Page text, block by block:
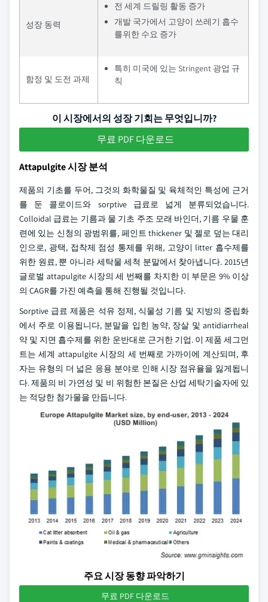
성장 동력
전 세계 드릴링 활동 증가
개발 국가에서 고양이 쓰레기 흡수
를위한 수요 증가
함정 및 도전 과제
특히 미국에 있는 Stringent 광업 규
칙
이 시장에서의 성장 기회는 무엇입니까?
무료 PDF 다운로드
Attapulgite 시장 분석
제품의 기초를 두어, 그것의 화학물질 및 육체적인 특성에 근거
를 둔 콜로이드와 sorptive 급료로 넓게 분류되었습니다.
Colloidal 급료는 기름과 물 기초 주조 모래 바인더, 기름 우물 훈
련에 있는 신청의 광범위를, 페인트 thickener 및 젤로 덮는 대리
인으로, 광택, 접착제 점성 통제를 위해, 고양이 litter 흡수제를
위한 원료, 뿐 아니라 세탁물 세척 분말에서 찾아냅니다. 2015년
글로벌 attapulgite 시장의 세 번째를 차지한 이 부문은 9% 이상
의 CAGR를 가진 예측을 통해 진행될 것입니다.
Sorptive 급료 제품은 석유 정제, 식물성 기름 및 지방의 중립화
에서 주로 이용됩니다, 분말을 입힌 농약, 장살 및 antidiarrheal
약 및 지면 흡수제를 위한 운반대로 근거한 기업. 이 제품 세그먼
트는 세계 attapulgite 시장의 세 번째로 가까이에 계산되며, 후
자는 유형의 더 넓은 응용 분야로 인해 시장 점유율을 잃게됩니
다. 제품의 비 가연성 및 비 위험한 본질은 산업 세탁기술자에 있
는 적당한 첨가물을 만듭니다.
주요 시장 동향 파악하기
무료 PDF 다운로드